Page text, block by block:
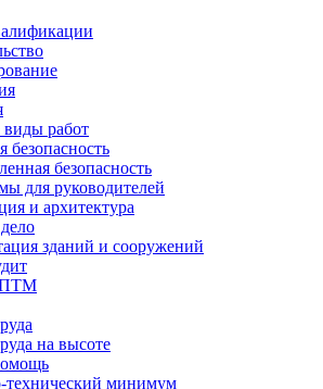
работ
безопасность
безопасность
для руководителей
и архитектура
зданий и сооружений
ПТМ
на высоте
минимум